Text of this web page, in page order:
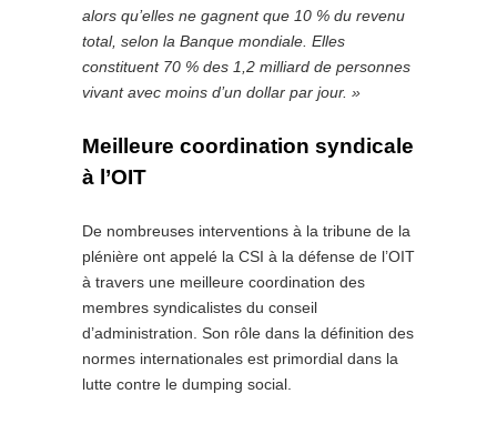
alors qu’elles ne gagnent que 10 % du revenu
total, selon la Banque mondiale. Elles
constituent 70 % des 1,2 milliard de personnes
vivant avec moins d’un dollar par jour. »
Meilleure coordination syndicale
à l’OIT
De nombreuses interventions à la tribune de la
plénière ont appelé la CSI à la défense de l’OIT
à travers une meilleure coordination des
membres syndicalistes du conseil
d’administration. Son rôle dans la définition des
normes internationales est primordial dans la
lutte contre le dumping social.